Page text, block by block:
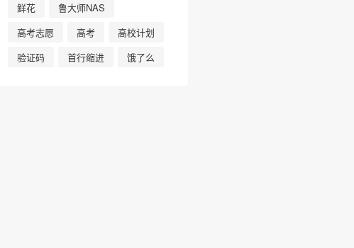
鲜花
鲁大师NAS
高考志愿
高考
高校计划
验证码
首行缩进 饿了么